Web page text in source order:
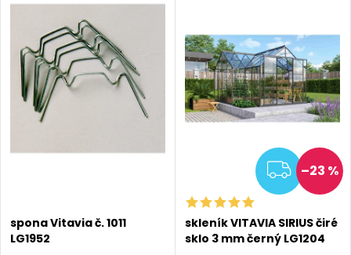
spona Vitavia č. 1011
LG1952
–23 %
skleník VITAVIA SIRIUS čiré
sklo 3 mm černý LG1204